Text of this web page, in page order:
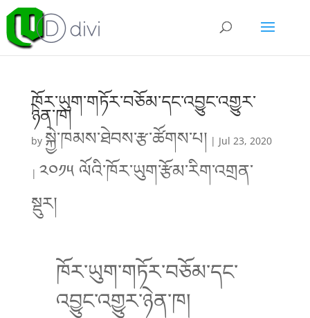
ཁོར་ཡུག་གཏོར་བཅོམ་དང་འབྱུང་འགྱུར་
ཉེན་ཁ།
by སྐྱེ་ཁམས་ཐེབས་རྩ་ཚོགས་པ། | Jul 23, 2020
| ༢༠༡༥ ལོའི་ཁོར་ཡུག་རྩོམ་རིག་འགྲན་
སྡུར།
ཁོར་ཡུག་གཏོར་བཅོམ་དང་
འབྱུང་འགྱུར་ཉེན་ཁ།